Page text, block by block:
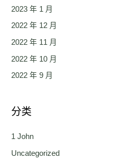
2023 年 1 月
2022 年 12 月
2022 年 11 月
2022 年 10 月
2022 年 9 月
分类
1 John
Uncategorized